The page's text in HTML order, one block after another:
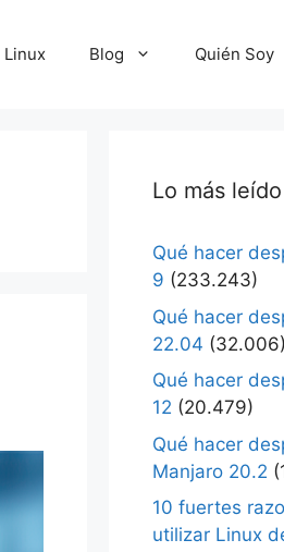
Linux Blog Quién Soy
Lo más leído
Qué hacer
9 (233.243)
Qué hacer
22.04 (32.006)
Qué hacer
12 (20.479)
Qué hacer
Manjaro 20.2
10 fuertes
utilizar Linux